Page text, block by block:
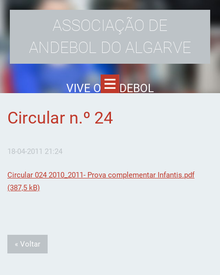
ASSOCIAÇÃO DE
ANDEBOL DO ALGARVE
VIVE O ANDEBOL
Circular n.º 24
18-04-2011 21:24
Circular 024 2010_2011- Prova complementar Infantis.pdf
(387,5 kB)
« Voltar